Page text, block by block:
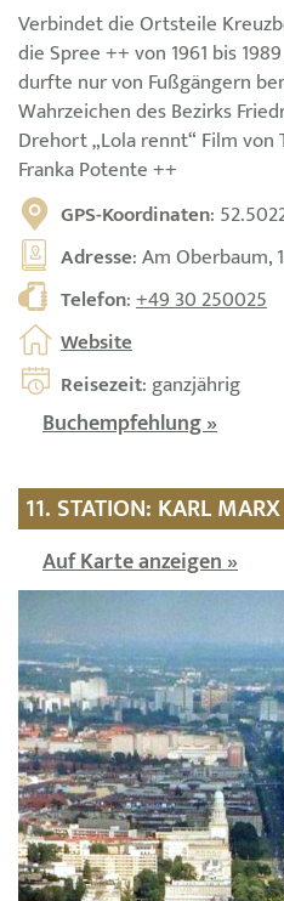
Verbindet die Ortsteile
die Spree ++ von 1961 bis
durfte nur von Fußgängern
Wahrzeichen des Bezirks
Drehort „Lola rennt“ Film von
Franka Potente ++
GPS-Koordinaten:
Adresse: Am Oberbaum,
Telefon:+49 30 250025
Website
Reisezeit: ganzjährig
Buchempfehlung »
11. STATION: KARL
Auf Karte anzeigen »